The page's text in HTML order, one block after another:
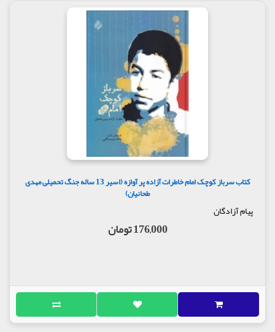
کتاب سرباز کوچک امام خاطرات آزاده پر آوازه (اسیر 13 ساله جنگ تحمیلی مهدی
طحانیان)
پیام آزادگان
176,000 تومان